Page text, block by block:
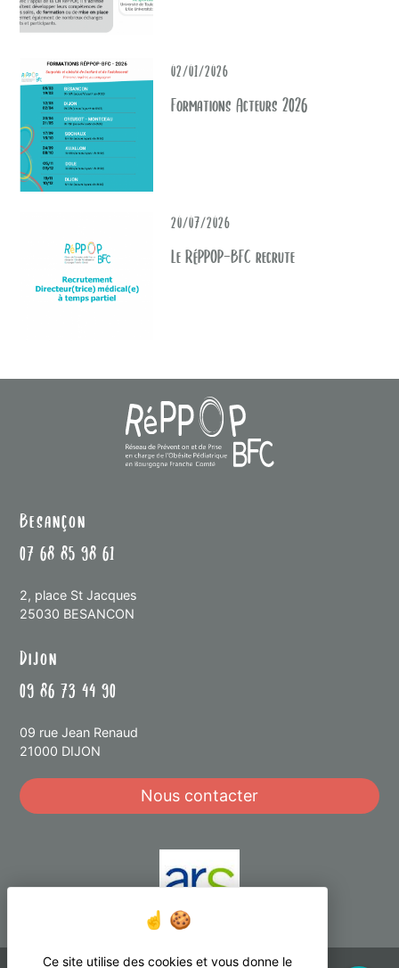
02/01/2026
Formations Acteurs 2026
20/07/2026
Le RéPPOP-BFC recrute
Besançon
07 68 85 98 61
2, place St Jacques
25030 BESANCON
Dijon
09 86 73 44 90
09 rue Jean Renaud
21000 DIJON
Nous contacter
Réalisation Koredge
Ce site utilise des cookies et vous donne le